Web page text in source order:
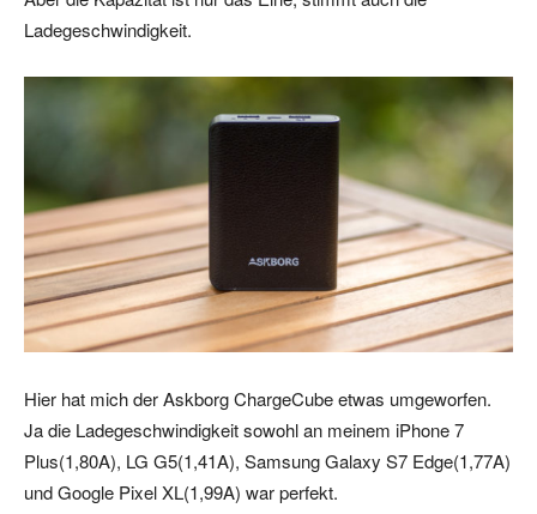
Ladegeschwindigkeit.
Hier hat mich der Askborg ChargeCube etwas umgeworfen.
Ja die Ladegeschwindigkeit sowohl an meinem iPhone 7
Plus(1,80A), LG G5(1,41A), Samsung Galaxy S7 Edge(1,77A)
und Google Pixel XL(1,99A) war perfekt.